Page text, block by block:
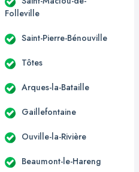
Folleville
Saint-Pierre-Bénouville
Tôtes
Arques-la-Bataille
Gaillefontaine
Ouville-la-Rivière
Beaumont-le-Hareng